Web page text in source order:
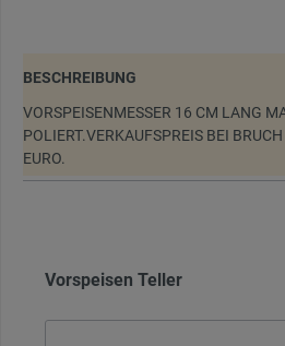
BESCHREIBUNG
VORSPEISENMESSER 16 CM LANG
POLIERT.VERKAUFSPREIS BEI
EURO.
Vorspeisen Teller